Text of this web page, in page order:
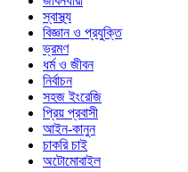
স্বাস্থ্য
বিজ্ঞান ও প্রযুক্তি
ভ্রমণ
ধর্ম ও জীবন
নির্বাচন
সহজ ইংরেজি
প্রিয় প্রবাসী
আইন-কানুন
চাকরি চাই
অটোমোবাইল